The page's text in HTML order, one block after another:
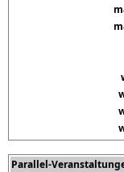
Parallel-